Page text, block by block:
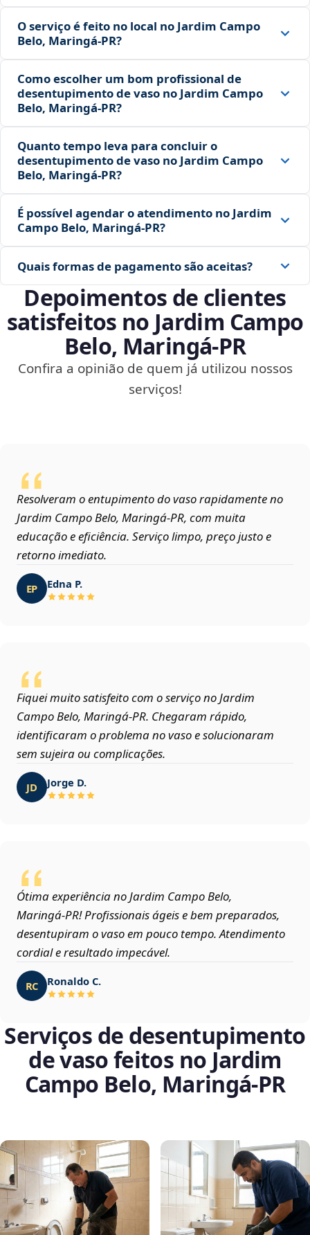
O serviço é feito no local no Jardim Campo
Belo, Maringá‑PR?
Como escolher um bom profissional de
desentupimento de vaso no Jardim Campo
Belo, Maringá‑PR?
Quanto tempo leva para concluir o
desentupimento de vaso no Jardim Campo
Belo, Maringá‑PR?
É possível agendar o atendimento no Jardim
Campo Belo, Maringá‑PR?
Quais formas de pagamento são aceitas?
Depoimentos de clientes
satisfeitos no Jardim Campo
Belo, Maringá‑PR
Confira a opinião de quem já utilizou nossos
serviços!
Resolveram o entupimento do vaso rapidamente no
Jardim Campo Belo, Maringá‑PR, com muita
educação e eficiência. Serviço limpo, preço justo e
retorno imediato.
EP Edna P.
Fiquei muito satisfeito com o serviço no Jardim
Campo Belo, Maringá‑PR. Chegaram rápido,
identificaram o problema no vaso e solucionaram
sem sujeira ou complicações.
JD Jorge D.
Ótima experiência no Jardim Campo Belo,
Maringá‑PR! Profissionais ágeis e bem preparados,
desentupiram o vaso em pouco tempo. Atendimento
cordial e resultado impecável.
RC Ronaldo C.
Serviços de desentupimento
de vaso feitos no Jardim
Campo Belo, Maringá‑PR